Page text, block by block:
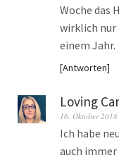
Woche das
wirklich nur
einem Jahr.
Antworten
Loving
16. Oktober 2018
Ich habe
auch immer